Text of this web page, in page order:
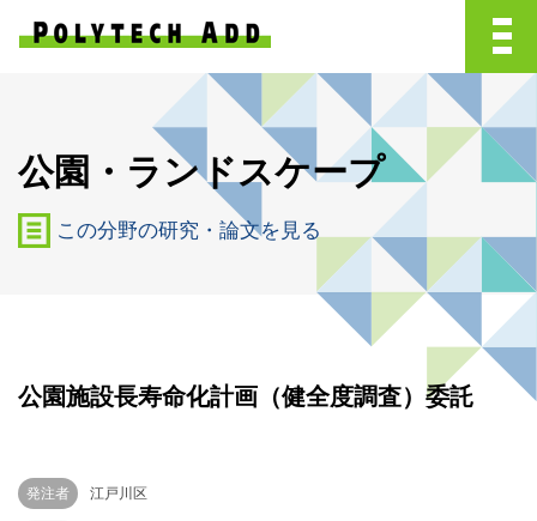
公園・ランドスケープ
この分野の研究・論文を見る
公園施設長寿命化計画（健全度調査）委託
発注者 江戸川区